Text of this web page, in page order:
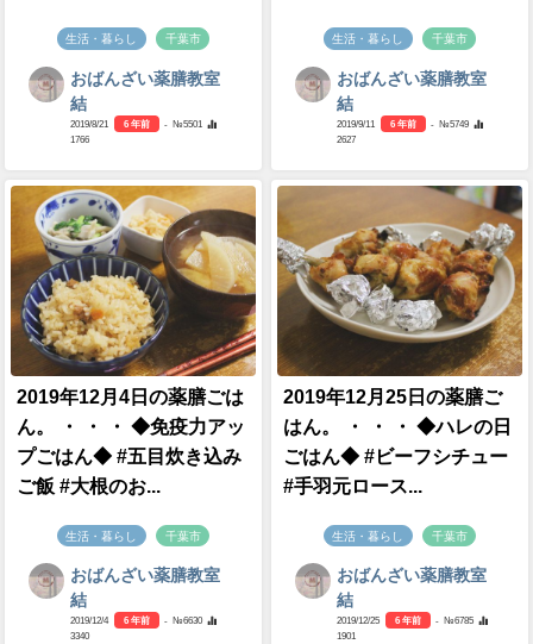
生活・暮らし 千葉市
おばんざい薬膳教室
結
2019/8/21 6 年前
- №5501
1766
生活・暮らし 千葉市
おばんざい薬膳教室
結
2019/9/11 6 年前
- №5749
2627
2019年12月4日の薬膳ごは
ん。 ・ ・ ・ ◆免疫力アッ
プごはん◆ #五目炊き込み
ご飯 #大根のお...
生活・暮らし 千葉市
おばんざい薬膳教室
結
2019/12/4 6 年前
- №6630
3340
2019年12月25日の薬膳ご
はん。 ・ ・ ・ ◆ハレの日
ごはん◆ #ビーフシチュー
#手羽元ロース...
生活・暮らし 千葉市
おばんざい薬膳教室
結
2019/12/25 6 年前
- №6785
1901